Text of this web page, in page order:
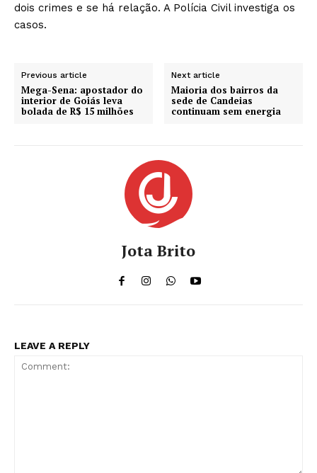
dois crimes e se há relação. A Polícia Civil investiga os
casos.
Previous article
Mega-Sena: apostador do
interior de Goiás leva
bolada de R$ 15 milhões
Next article
Maioria dos bairros da
sede de Candeias
continuam sem energia
Jota Brito
LEAVE A REPLY